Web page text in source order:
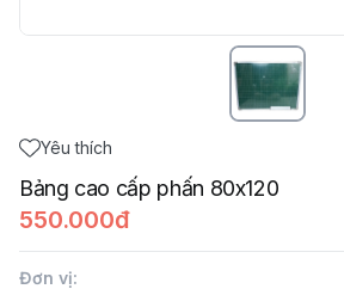
Yêu thích
Bảng cao cấp phấn 80x120
550.000đ
Đơn vị: